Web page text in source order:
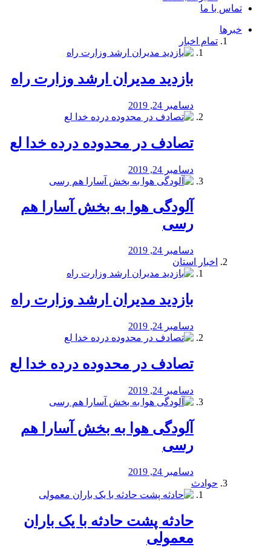
تماس با ما
خبرها
تمام اخبار
بازدید مدیران ارشد وزارت راه
دسامبر 24, 2019
تصادف در محدوده درده خدا لع
دسامبر 24, 2019
آلودگی هوا به بخش آسارا هم
رسی
دسامبر 24, 2019
اخبار استان
بازدید مدیران ارشد وزارت راه
دسامبر 24, 2019
تصادف در محدوده درده خدا لع
دسامبر 24, 2019
آلودگی هوا به بخش آسارا هم
رسی
دسامبر 24, 2019
حوادث
️حادثه پشت حادثه با یک باران
معمولی